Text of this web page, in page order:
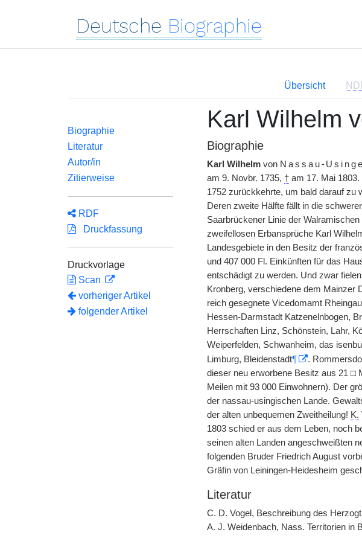
Deutsche Biographie
Übersicht
Biographie
Literatur
Autor/in
Zitierweise
RDF
Druckfassung
Druckvorlage
Scan
vorheriger Artikel
folgender Artikel
Karl Wilhelm
Biographie
Karl Wilhelmvon Nassau-
am 9. Novbr. 1735, †am 17. Mai 1803.
1752 zurückkehrte, um bald darauf zu
Deren zweite Hälfte fällt in die
Saarbrückener Linie der
zweifellosen Erbansprüche Karl
Landesgebiete in den Besitz der
und 407 000 Fl. Einkünften für das
entschädigt zu werden. Und zwar
Kronberg, verschiedene dem Mainzer
reich gesegnete Vicedomamt
Hessen-Darmstadt Katzenelnbogen,
Herrschaften Linz, Schönstein, Lahr,
Weiperfelden, Schwanheim, das
Limburg, Bleidenstadt¶
.
dieser neu erworbene Besitz aus 21 □
Meilen mit 93 000 Einwohnern). Der
der nassau-usingischen Lande.
der alten unbequemen Zweitheilung! K.
1803 schied er aus dem Leben, noch
seinen alten Landen angeschweißten
folgenden Bruder Friedrich August
Gräfin von Leiningen-Heidesheim
Literatur
C. D. Vogel, Beschreibung des
A. J. Weidenbach, Nass. Territorien in